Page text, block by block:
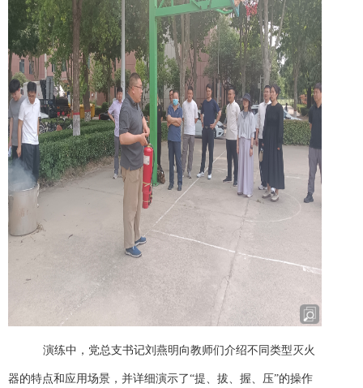
演练中，党总支书记刘燕明向教师们介绍不同类型灭火
器的特点和应用场景，并详细演示了“提、拔、握、压”的操作